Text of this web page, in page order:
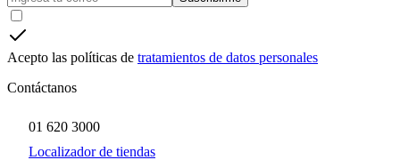
Acepto las políticas de tratamientos de datos personales
Contáctanos
01 620 3000
Localizador de tiendas